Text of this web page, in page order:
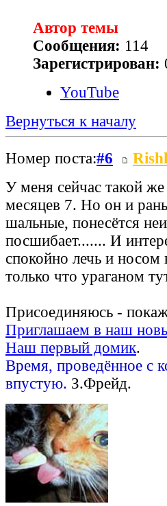
Автор темы
Сообщения: 114
Зарегистрирован:
YouTube
Вернуться к началу
Номер поста:#6
У меня сейчас такой
месяцев 7. Но он и
шальные, понесётся
посшибает....... И
спокойно лечь и носом
только что ураганом
Присоединяюсь -
Приглашаем в наш
Наш первый домик.
Время, проведённое с
впустую. З.Фрейд.